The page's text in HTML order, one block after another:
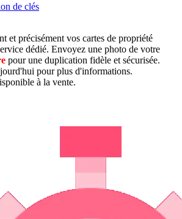
de clés
et précisément vos cartes de propriété
dédié. Envoyez une photo de votre
pour une duplication fidèle et sécurisée.
pour plus d'informations.
à la vente.